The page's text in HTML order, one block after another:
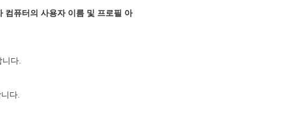
컴퓨터의 사용자 이름 및 프로필 아
니다.
다.